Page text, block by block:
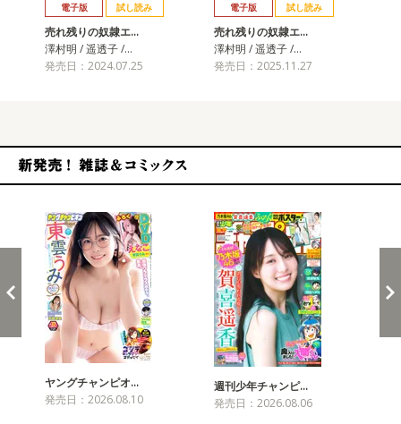
電子版 試し読み
売れ残りの奴隷エ…
澤村明 / 遥透子 /…
発売日：2024.07.25
電子版 試し読み
売れ残りの奴隷エ…
澤村明 / 遥透子 /…
発売日：2025.11.27
ヤングチャンピオ…
発売日：2026.08.10
週刊少年チャンピ…
発売日：2026.08.06